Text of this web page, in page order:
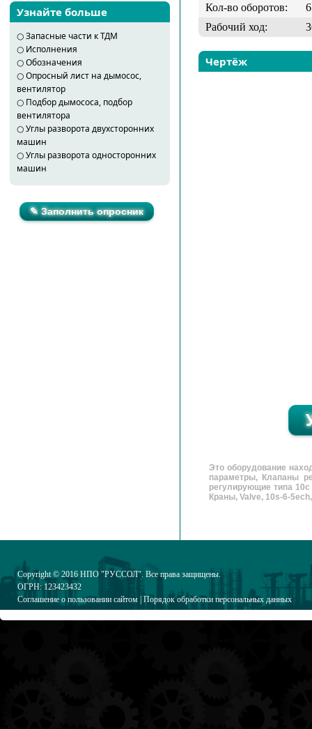
Узнайте больше
○Запасные части к ТДМ
○ Исполнения
○Обозначения
○Опросный лист на дымосос,
вентилятор
○ Подбор дымососа, подбор
вентилятора
○Углы разворота двухсторонних
машин
○Углы разворота односторонних
машин
✎ Заполнить опросник
Кол-во оборотов:
6
Рабочий ход:
Чертёж
Это оборудование
параметры, Клапаны
регулирующие типа
Краны, Valve, 10s-6-
Copyright © 2016 НПО "РУССОЛ". Все права защищены.
ОГРН: 123423432
Соглашение о пользовании сайтом Порядок обработки персональных данных